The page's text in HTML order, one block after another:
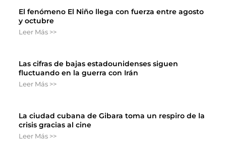
El fenómeno El Niño llega con fuerza entre agosto
y octubre
Leer Más >>
Las cifras de bajas estadounidenses siguen
fluctuando en la guerra con Irán
Leer Más >>
La ciudad cubana de Gibara toma un respiro de la
crisis gracias al cine
Leer Más >>